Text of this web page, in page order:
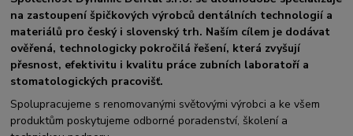
na zastoupení špičkových výrobců dentálních technologií a
materiálů pro český i slovenský trh. Naším cílem je dodávat
ověřená, technologicky pokročilá řešení, která zvyšují
přesnost, efektivitu i kvalitu práce zubních laboratoří a
stomatologických pracovišť.
Spolupracujeme s renomovanými světovými výrobci a ke všem
produktům poskytujeme odborné poradenství, školení a